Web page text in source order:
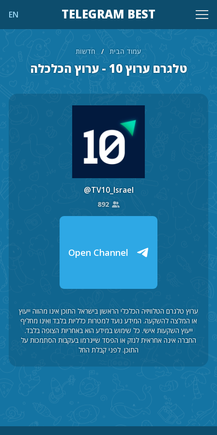
TELEGRAM BEST
EN
עמוד הבית / חדשות
טלגרם ערוץ 10 - ערוץ הכלכלה
@TV10_Israel
892
Open Channel
ערוץ טלגרם הטלוויזיה הכלכלי הראשון בישראל התוכן אינו מהווה ייעוץ
או המלצה להשקעה. המידע נועד למטרות כלליות בלבד ואינו מחליף
ייעוץ השקעות אישי. כל שימוש במידע הוא באחריות הצופה בלבד.
החברה אינה אחראית לנזק או הפסד שייגרמו בעקבות הסתמכות על
התוכן. לפני קבלת החל